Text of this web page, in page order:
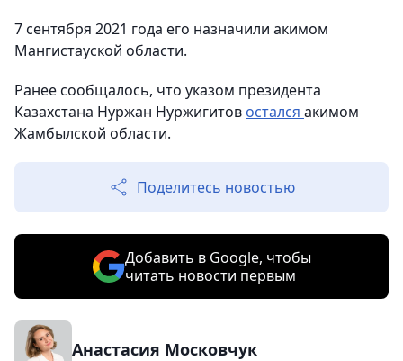
7 сентября 2021 года его назначили акимом
Мангистауской области.
Ранее сообщалось, что указом президента
Казахстана Нуржан Нуржигитов остался акимом
Жамбылской области.
Поделитесь новостью
Добавить в Google, чтобы
читать новости первым
Анастасия Московчук